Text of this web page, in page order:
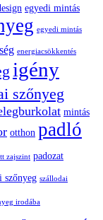
egyedi mintás
egyedi mintás
energiacsökkentés
igény
szőnyeg
mintás
otthon padló
zajszint padozat
szőnyeg szállodai
irodába